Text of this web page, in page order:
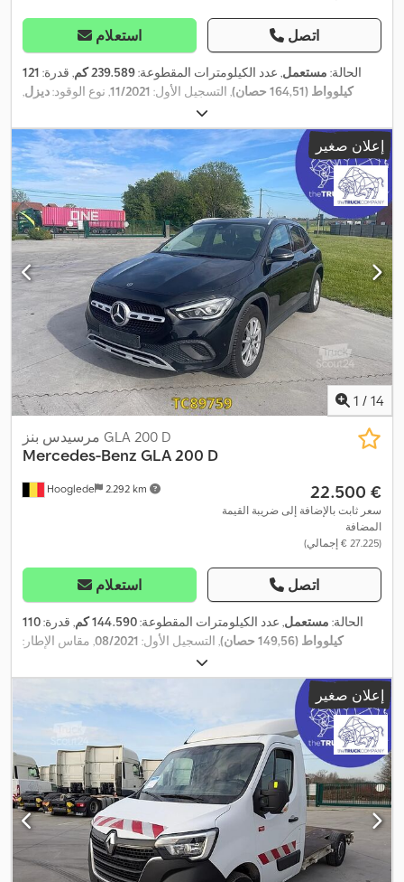
استعلام اتصل
الحالة: مستعمل, عدد الكيلومترات المقطوعة:239.589 كم , قدرة: 121
كيلوواط (164,51 حصان)
, التسجيل الأول: 11/2021, نوع الوقود:ديزل,
, نوع التروس:ميكانيكي
الصنع:2021 ,
إعلان صغير
1 / 14
Hooglede 2.292 km
مرسيدس بنز GLA 200 D
Mercedes-Benz GLA 200 D
‏22.500 €
سعر ثابت بالإضافة إلى ضريبة القيمة
المضافة
(‏27.225 € إجمالي)
استعلام اتصل
الحالة: مستعمل, عدد الكيلومترات المقطوعة:144.590 كم , قدرة:110
كيلوواط (149,56 حصان)
, التسجيل الأول: 08/2021 , مقاس الإطار:
4x2 , فئة
الانبعاثات:يورو 6 , تعليق:فولاذ, سنة الصنع:2021, معدات:تنظيم النوافذ
الكهربائي, قفل مركزي, مثبت السرعة, مرآة كهربائية, نظام الفرامل
إعلان صغير